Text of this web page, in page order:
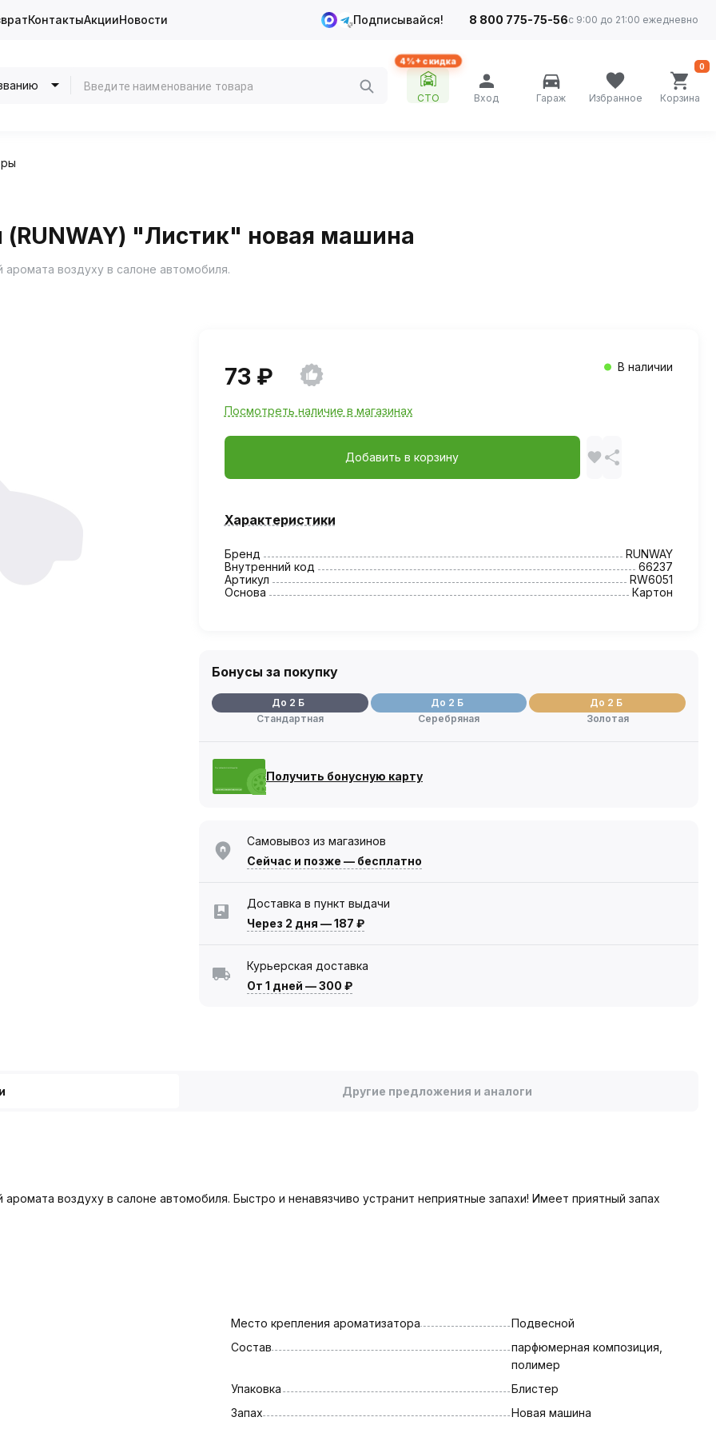
КонтактыАкцииНовости Подписывайся! 8 800 775-75-56с 9:00 до 21:00 ежедневно
4%+ скидка
СТО Вход Гараж Избранное Корзина
0
"Листик" новая машина
аромата воздуху в салоне автомобиля.
73 ₽ В наличии
Посмотреть наличие в магазинах
Добавить в корзину
Характеристики
Бренд
RUNWAY
Внутренний код
66237
Артикул
RW6051
Основа
Картон
Бонусы за покупку
До 2 Б
Стандартная
До 2 Б
Серебряная
До 2 Б
Золотая
Получить бонусную карту
Самовывоз из магазинов
Сейчас и позже — бесплатно
Доставка в пункт выдачи
Через 2 дня —187 ₽
Курьерская доставка
От 1 дней —300 ₽
Другие предложения и аналоги
воздуху в салоне автомобиля. Быстро и ненавязчиво устранит неприятные запахи! Имеет приятный запах
Место крепления ароматизатора
Подвесной
Состав
парфюмерная композиция,
полимер
Упаковка
Блистер
Запах
Новая машина